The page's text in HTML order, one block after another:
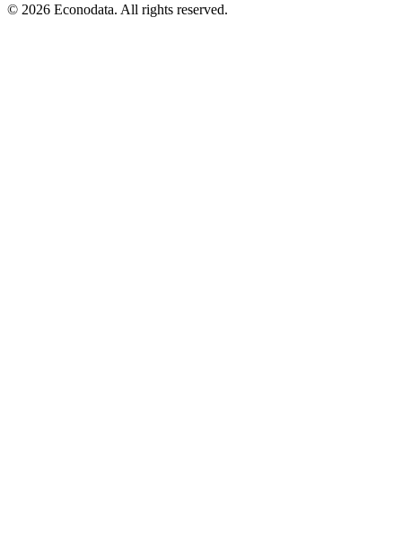
© 2026 Econodata. All rights reserved.